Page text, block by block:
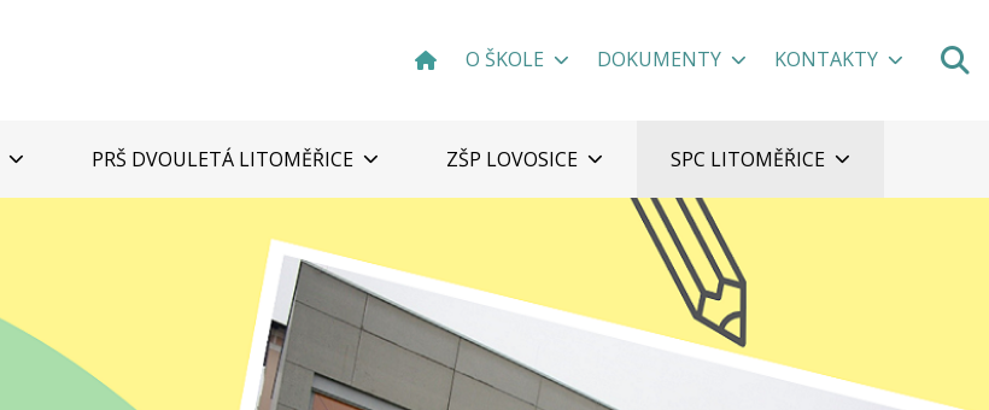
O ŠKOLE DOKUMENTY KONTAKTY
PRŠ DVOULETÁ LITOMĚŘICE ZŠP LOVOSICE SPC LITOMĚŘICE